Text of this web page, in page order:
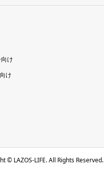
け
け
©LAZOS-LIFE. All Rights Reserved.